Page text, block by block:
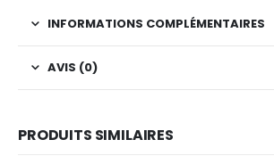
INFORMATIONS COMPLÉMENTAIRES
AVIS (0)
PRODUITS SIMILAIRES